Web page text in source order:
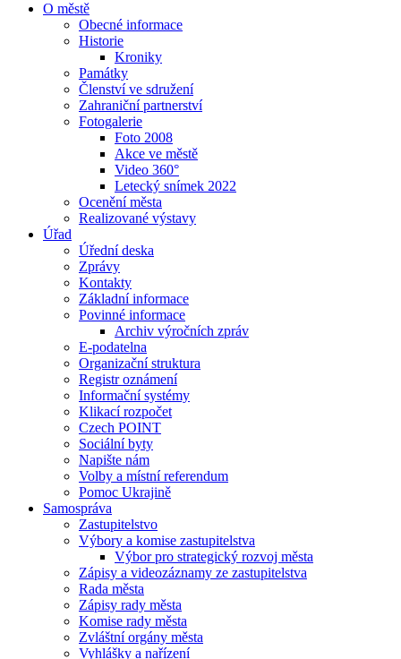
O městě
Obecné informace
Historie
Kroniky
Památky
Členství ve sdružení
Zahraniční partnerství
Fotogalerie
Foto 2008
Akce ve městě
Video 360°
Letecký snímek 2022
Ocenění města
Realizované výstavy
Úřad
Úřední deska
Zprávy
Kontakty
Základní informace
Povinné informace
Archiv výročních zpráv
E-podatelna
Organizační struktura
Registr oznámení
Informační systémy
Klikací rozpočet
Czech POINT
Sociální byty
Napište nám
Volby a místní referendum
Pomoc Ukrajině
Samospráva
Zastupitelstvo
Výbory a komise zastupitelstva
Výbor pro strategický rozvoj města
Zápisy a videozáznamy ze zastupitelstva
Rada města
Zápisy rady města
Komise rady města
Zvláštní orgány města
Vyhlášky a nařízení